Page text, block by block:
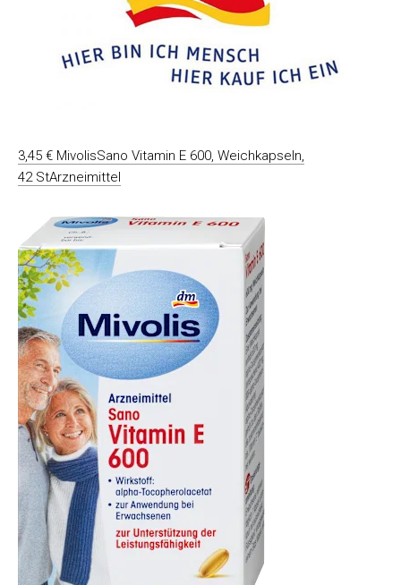
3,45 € MivolisSano Vitamin E 600, Weichkapseln,
42 StArzneimittel